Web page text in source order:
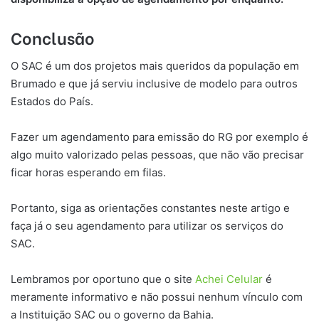
Conclusão
O SAC é um dos projetos mais queridos da população em
Brumado e que já serviu inclusive de modelo para outros
Estados do País.
Fazer um agendamento para emissão do RG por exemplo é
algo muito valorizado pelas pessoas, que não vão precisar
ficar horas esperando em filas.
Portanto, siga as orientações constantes neste artigo e
faça já o seu agendamento para utilizar os serviços do
SAC.
Lembramos por oportuno que o site Achei Celular é
meramente informativo e não possui nenhum vínculo com
a Instituição SAC ou o governo da Bahia.